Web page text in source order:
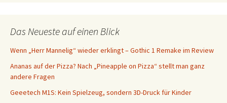
Das Neueste auf einen Blick
Wenn „Herr Mannelig“ wieder erklingt – Gothic 1 Remake im Review
Ananas auf der Pizza? Nach „Pineapple on Pizza“ stellt man ganz
andere Fragen
Geeetech M1S: Kein Spielzeug, sondern 3D-Druck für Kinder